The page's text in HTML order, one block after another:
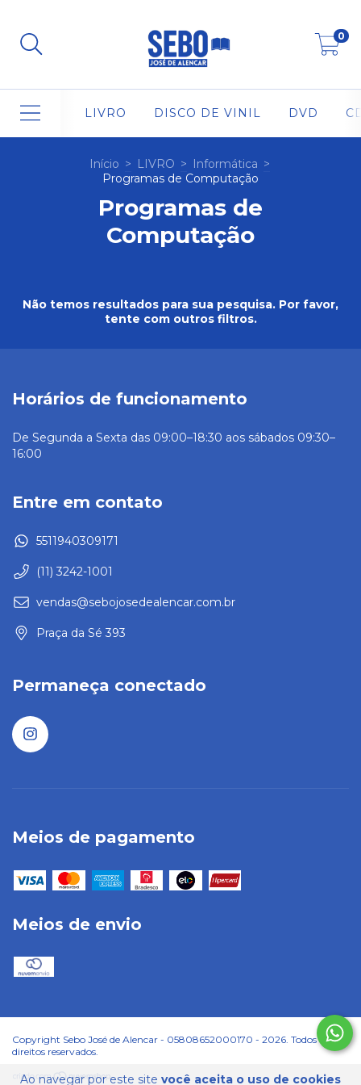
0
LIVRO DISCO DE VINIL DVD
Ao navegar por este site você aceita o uso de cookies
Início > LIVRO > Informática >
Programas de Computação
Programas de
Computação
Não temos resultados para sua pesquisa. Por favor,
tente com outros filtros.
Horários de funcionamento
De Segunda a Sexta das 09:00–18:30 aos sábados 09:30–
16:00
Entre em contato
5511940309171
(11) 3242-1001
vendas@sebojosedealencar.com.br
Praça da Sé 393
Permaneça conectado
Meios de pagamento
Meios de envio
Copyright Sebo José de Alencar - 05808652000170 - 2026. Todos os
direitos reservados.